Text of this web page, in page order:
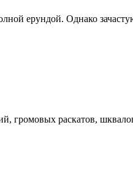
ерундой. Однако
громовых раскатов,